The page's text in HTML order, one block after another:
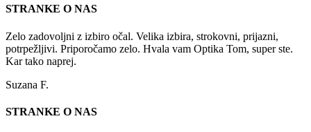
STRANKE O NAS
Zelo zadovoljni z izbiro očal. Velika izbira, strokovni, prijazni,
potrpežljivi. Priporočamo zelo. Hvala vam Optika Tom, super ste.
Kar tako naprej.
Suzana F.
STRANKE O NAS